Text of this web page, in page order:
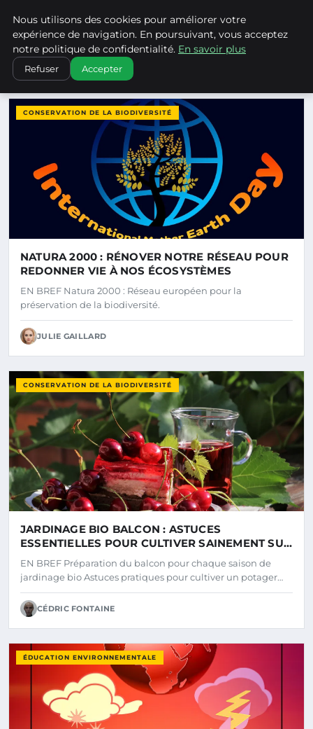
Climatechangenebraska -
CLIMATECHANGENEBRASKA
DERNIERS ARTICLES
CONSERVATION DE LA BIODIVERSITÉ
NATURA 2000 : RÉNOVER NOTRE RÉSEAU POUR
REDONNER VIE À NOS ÉCOSYSTÈMES
EN BREF Natura 2000 : Réseau européen pour la
préservation de la biodiversité.
JULIE GAILLARD
CONSERVATION DE LA BIODIVERSITÉ
JARDINAGE BIO BALCON : ASTUCES
ESSENTIELLES POUR CULTIVER SAINEMENT SUR
VOTRE TERRASSE
EN BREF Préparation du balcon pour chaque saison de
jardinage bio Astuces pratiques pour cultiver un potager…
CÉDRIC FONTAINE
ÉDUCATION ENVIRONNEMENTALE
Nous utilisons des cookies pour améliorer votre
expérience de navigation. En poursuivant, vous acceptez
notre politique de confidentialité. En savoir plus
Refuser Accepter